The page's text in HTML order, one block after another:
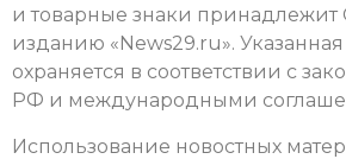
и товарные знаки принадлежит
изданию «News29.ru».
охраняется в соответствии с
РФ и международными
Использование новостных